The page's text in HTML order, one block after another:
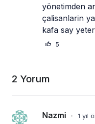
yönetimden
çalisanlarin
kafa say
5
2 Yorum
Nazmi • 1 yıl